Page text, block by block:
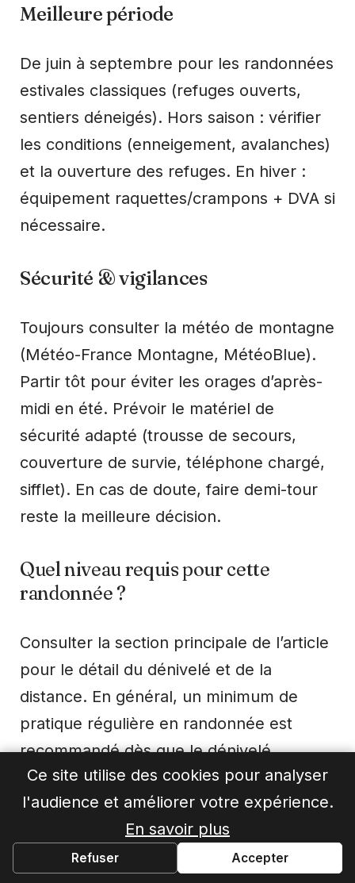
Meilleure période
De juin à septembre pour les randonnées
estivales classiques (refuges ouverts,
sentiers déneigés). Hors saison : vérifier
les conditions (enneigement, avalanches)
et la ouverture des refuges. En hiver :
équipement raquettes/crampons + DVA si
nécessaire.
Sécurité & vigilances
Toujours consulter la météo de montagne
(Météo-France Montagne, MétéoBlue).
Partir tôt pour éviter les orages d’après-
midi en été. Prévoir le matériel de
sécurité adapté (trousse de secours,
couverture de survie, téléphone chargé,
sifflet). En cas de doute, faire demi-tour
reste la meilleure décision.
Quel niveau requis pour cette
randonnée ?
Consulter la section principale de l’article
pour le détail du dénivelé et de la
distance. En général, un minimum de
pratique régulière en randonnée est
recommandé dès que le dénivelé
dépasse 500 m ou que la journée
dépasse 5-6h de marche.
Où dormir pendant la randonnée ?
Ce site utilise des cookies pour analyser
l'audience et améliorer votre expérience.
En savoir plus
Refuser Accepter